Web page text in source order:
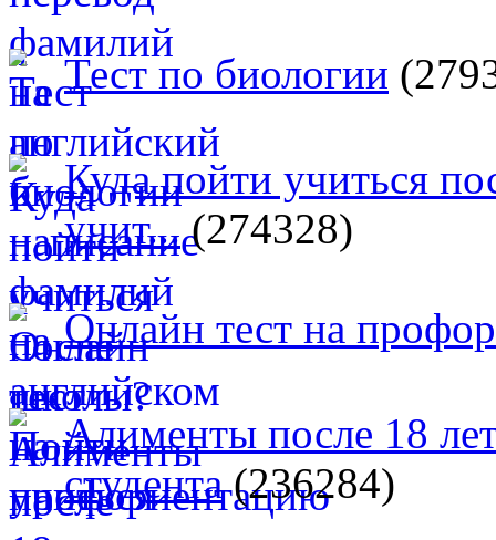
Тест по биологии
Куда пойти учиться
учит...(274328)
Онлайн тест на
Алименты после 18
студента(236284)